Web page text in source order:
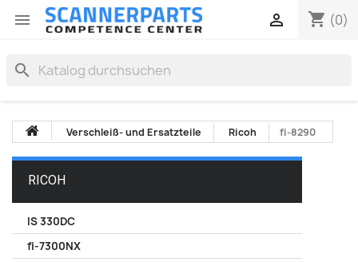
 shopping_cart (0)

search
Verschleiß- und Ersatzteile Ricoh fi-8290
RICOH
IS 330DC
fi-7300NX